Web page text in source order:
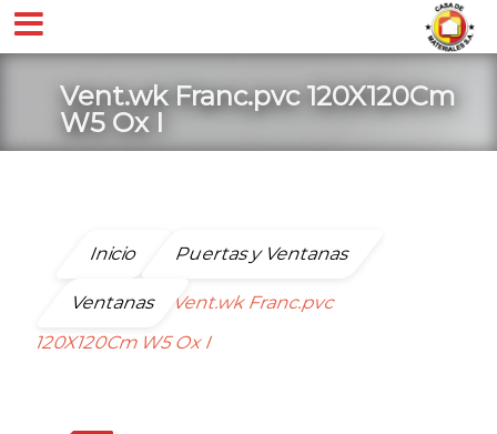
Vent.wk Franc.pvc 120X120Cm
W5 Ox I
Inicio Puertas y Ventanas
Ventanas
Vent.wk Franc.pvc
120X120Cm W5 Ox I